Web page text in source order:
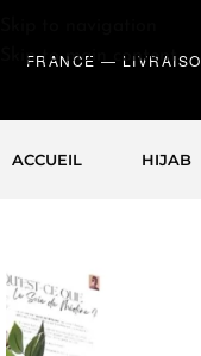
Skip to main content
FRANCE —
ACCUEIL HIJAB